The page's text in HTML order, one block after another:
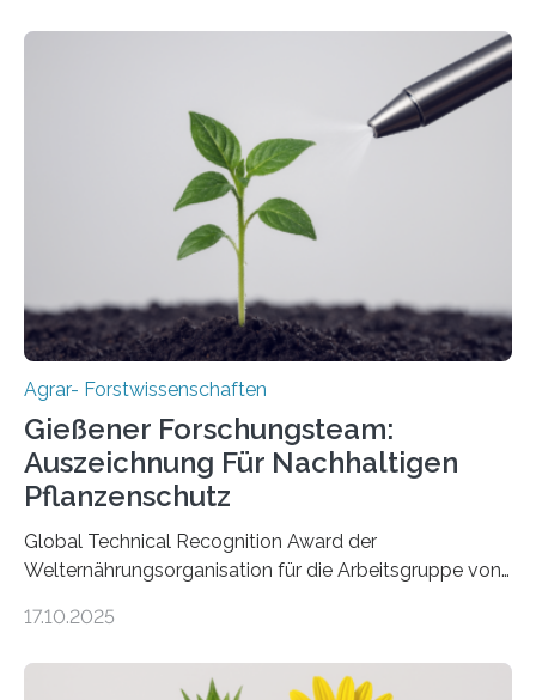
Agrar- Forstwissenschaften
Gießener Forschungsteam:
Auszeichnung Für Nachhaltigen
Pflanzenschutz
Global Technical Recognition Award der
Welternährungsorganisation für die Arbeitsgruppe von
Insektenbiotechnologie der JLU Insekten spielen eine
aber Krankheiten übertragen und der Landwirtschaft
17.10.2025